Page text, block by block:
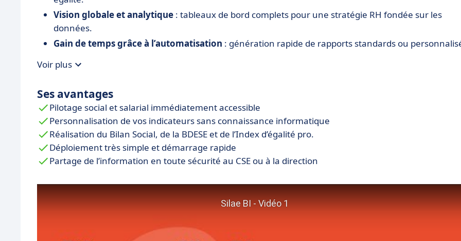
Vision globale et analytique : tableaux de bord complets pour une stratégie RH fondée sur les
données.
Gain de temps grâce à l’automatisation : génération rapide de rapports standards ou
Intégration fluide avec l’écosystème Silae
Voir plus
Ses avantages
Pilotage social et salarial immédiatement accessible
Personnalisation de vos indicateurs sans connaissance informatique
Réalisation du Bilan Social, de la BDESE et de l’Index d’égalité pro.
Déploiement très simple et démarrage rapide
Partage de l’information en toute sécurité au CSE ou à la direction